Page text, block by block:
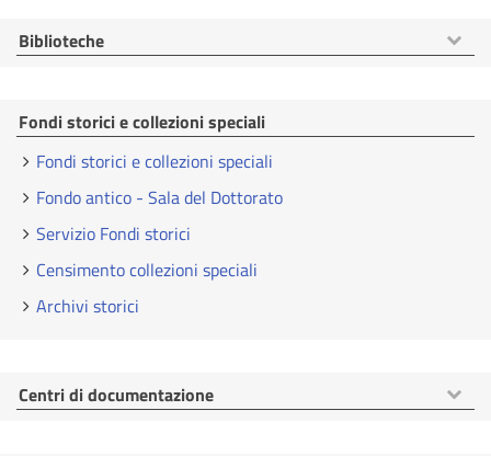
Mostra
voci
Biblioteche
Fondi storici e collezioni speciali
Fondi storici e collezioni speciali
Fondo antico - Sala del Dottorato
Servizio Fondi storici
Censimento collezioni speciali
Archivi storici
Mostra
voci
Centri di documentazione